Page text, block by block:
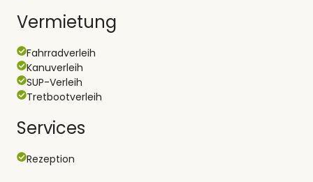
Vermietung
Fahrradverleih
Kanuverleih
SUP-Verleih
Tretbootverleih
Services
Rezeption